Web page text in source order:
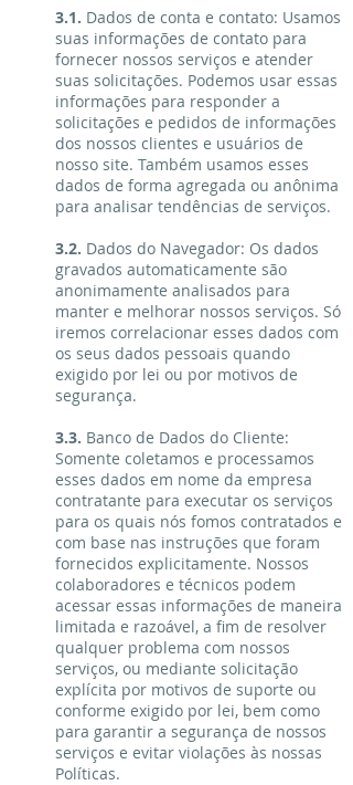
3.1. Dados de conta e contato: Usamos
suas informações de contato para
fornecer nossos serviços e atender
suas solicitações. Podemos usar essas
informações para responder a
solicitações e pedidos de informações
dos nossos clientes e usuários de
nosso site. Também usamos esses
dados de forma agregada ou anônima
para analisar tendências de serviços.
3.2. Dados do Navegador: Os dados
gravados automaticamente são
anonimamente analisados para
manter e melhorar nossos serviços. Só
iremos correlacionar esses dados com
os seus dados pessoais quando
exigido por lei ou por motivos de
segurança.
3.3. Banco de Dados do Cliente:
Somente coletamos e processamos
esses dados em nome da empresa
contratante para executar os serviços
para os quais nós fomos contratados e
com base nas instruções que foram
fornecidos explicitamente. Nossos
colaboradores e técnicos podem
acessar essas informações de maneira
limitada e razoável, a fim de resolver
qualquer problema com nossos
serviços, ou mediante solicitação
explícita por motivos de suporte ou
conforme exigido por lei, bem como
para garantir a segurança de nossos
serviços e evitar violações às nossas
Políticas.